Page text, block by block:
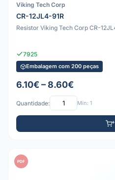
Viking Tech Corp
CR-12JL4-91R
Resistor Viking Tech Corp CR-
7925
Embalagem com 200 peças
6.10€ – 8.60€
Quantidade: Mín: 1
PDF